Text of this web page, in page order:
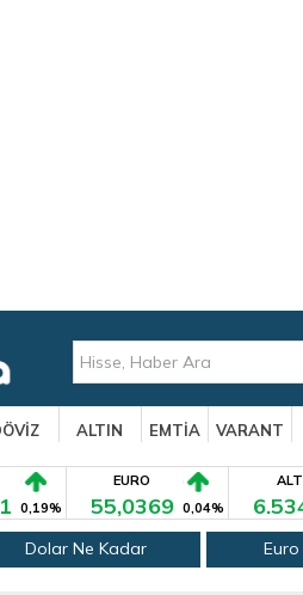
ALTIN EMTİA VARANT
0,19%
EURO
55,0369 0,04%
Dolar Ne Kadar